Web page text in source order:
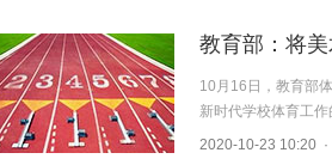
10月16日，教育部
新时代学校体育工
2020-10-23 10:20 ·